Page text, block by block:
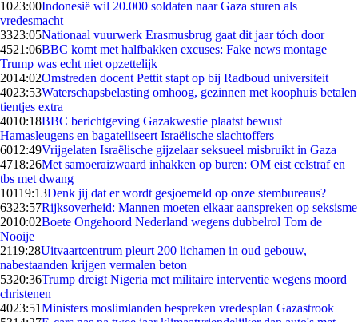
1023:00Indonesië wil 20.000 soldaten naar Gaza sturen als
vredesmacht
3323:05Nationaal vuurwerk Erasmusbrug gaat dit jaar tóch door
4521:06BBC komt met halfbakken excuses: Fake news montage
Trump was echt niet opzettelijk
2014:02Omstreden docent Pettit stapt op bij Radboud universiteit
4023:53Waterschapsbelasting omhoog, gezinnen met koophuis betalen
tientjes extra
4010:18BBC berichtgeving Gazakwestie plaatst bewust
Hamasleugens en bagatelliseert Israëlische slachtoffers
6012:49Vrijgelaten Israëlische gijzelaar seksueel misbruikt in Gaza
4718:26Met samoeraizwaard inhakken op buren: OM eist celstraf en
tbs met dwang
10119:13Denk jij dat er wordt gesjoemeld op onze stembureaus?
6323:57Rijksoverheid: Mannen moeten elkaar aanspreken op seksisme
2010:02Boete Ongehoord Nederland wegens dubbelrol Tom de
Nooije
2119:28Uitvaartcentrum pleurt 200 lichamen in oud gebouw,
nabestaanden krijgen vermalen beton
5320:36Trump dreigt Nigeria met militaire interventie wegens moord
christenen
4023:51Ministers moslimlanden bespreken vredesplan Gazastrook